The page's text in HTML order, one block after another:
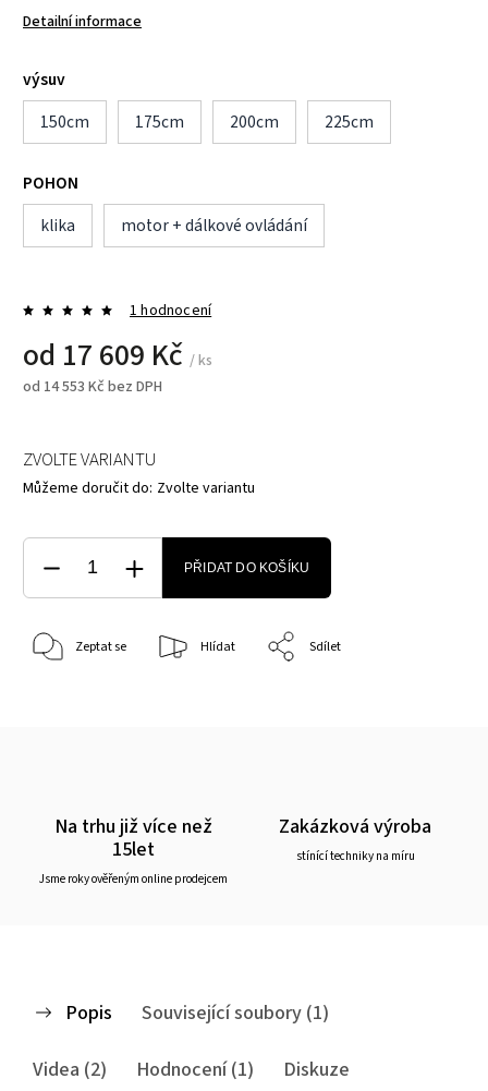
Detailní informace
výsuv
150cm
175cm 200cm 225cm
POHON
klika
motor + dálkové ovládání
1 hodnocení
od 17 609 Kč / ks
od 14 553 Kč bez DPH
ZVOLTE VARIANTU
Můžeme doručit do: Zvolte variantu
PŘIDAT DO KOŠÍKU
Zeptat se Hlídat Sdílet
Na trhu již více než
15let
Jsme roky ověřeným online prodejcem
Zakázková výroba
stínící techniky na míru
Popis
Související soubory (1)
Videa (2)
Hodnocení (1) Diskuze